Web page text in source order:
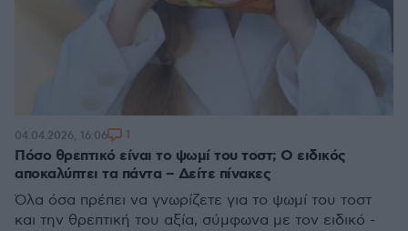
Πόσο θρεπτικό είναι το ψωμί του τοστ; Ο ειδικός
αποκαλύπτει τα πάντα – Δείτε πίνακες
Όλα όσα πρέπει να γνωρίζετε για το ψωμί του τοστ
και την θρεπτική του αξία, σύμφωνα με τον ειδικό -
04.04.2026, 16:06 1